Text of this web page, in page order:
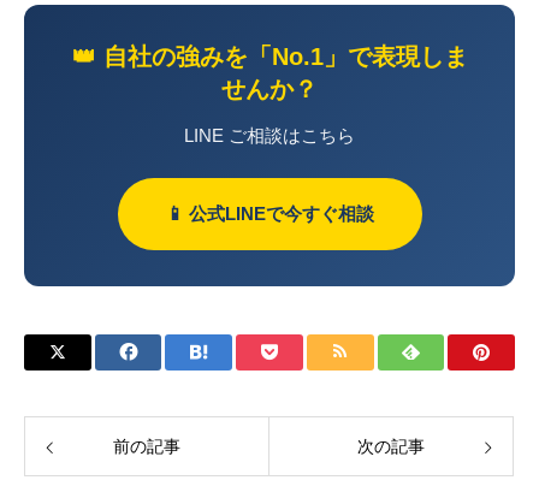
👑 自社の強みを「No.1」で表現しま
せんか？
LINE ご相談はこちら
📱 公式LINEで今すぐ相談
前の記事 次の記事